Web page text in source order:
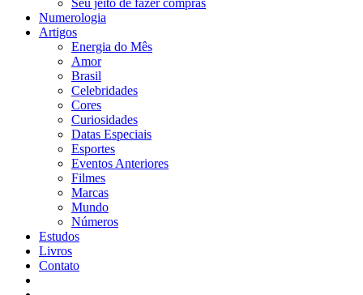
Seu jeito de fazer compras
Numerologia
Artigos
Energia do Mês
Amor
Brasil
Celebridades
Cores
Curiosidades
Datas Especiais
Esportes
Eventos Anteriores
Filmes
Marcas
Mundo
Números
Estudos
Livros
Contato